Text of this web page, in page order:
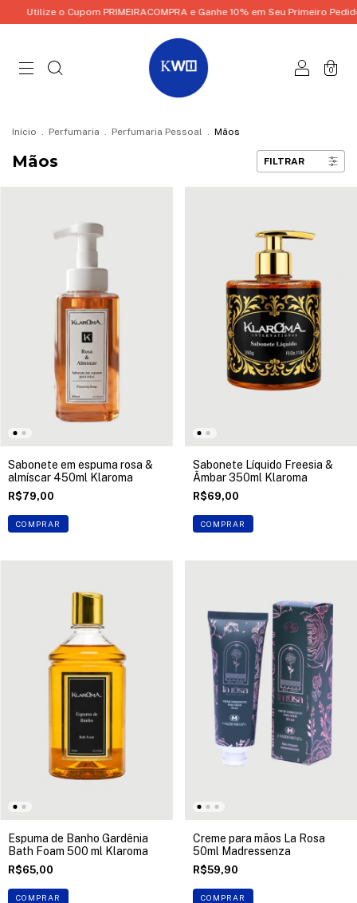
Utilize o Cupom PRIMEIRACOMPRA e Ganhe 10% em Seu Primeiro Pedido!
0
Início . Perfumaria . Perfumaria Pessoal . Mãos
Mãos FILTRAR
Sabonete em espuma rosa &
almíscar 450ml Klaroma
R$79,00
COMPRAR
Sabonete Líquido Freesia &
Âmbar 350ml Klaroma
R$69,00
COMPRAR
Espuma de Banho Gardênia
Bath Foam 500 ml Klaroma
R$65,00
COMPRAR
Creme para mãos La Rosa
50ml Madressenza
R$59,90
COMPRAR